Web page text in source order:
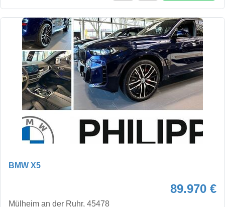
BMW X5
89.970 €
Mülheim an der Ruhr, 45478